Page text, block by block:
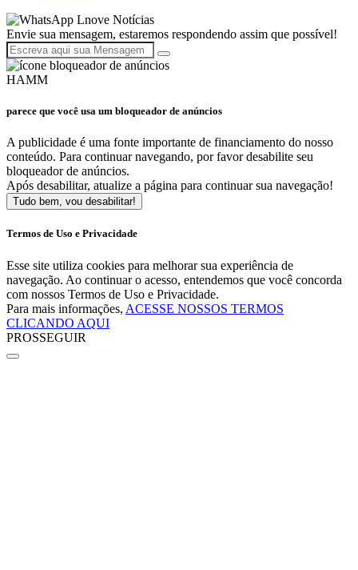
Lnove Notícias
Envie sua mensagem, estaremos respondendo assim que possível!
HAMM
parece que você usa um bloqueador de anúncios
A publicidade é uma fonte importante de financiamento do nosso
conteúdo. Para continuar navegando, por favor desabilite seu
bloqueador de anúncios.
Após desabilitar, atualize a página para continuar sua navegação!
Tudo bem, vou desabilitar!
Termos de Uso e Privacidade
Esse site utiliza cookies para melhorar sua experiência de
navegação. Ao continuar o acesso, entendemos que você concorda
com nossos Termos de Uso e Privacidade.
Para mais informações, ACESSE NOSSOS TERMOS
CLICANDO AQUI
PROSSEGUIR